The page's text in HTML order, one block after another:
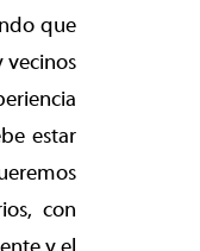
que
vecinos
estar
con